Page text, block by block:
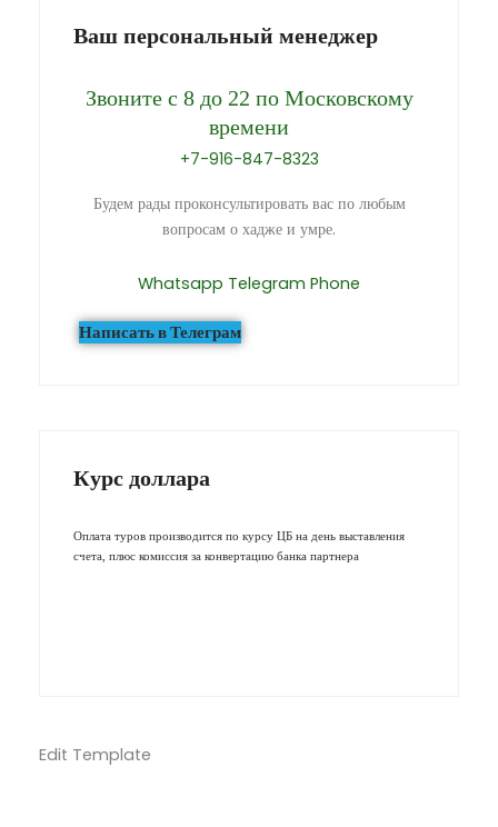
Ваш персональный менеджер
Звоните с 8 до 22 по Московскому
времени
+7-916-847-8323
Будем рады проконсультировать вас по любым
вопросам о хадже и умре.
Whatsapp Telegram Phone
Написать в Телеграм
Курс доллара
Оплата туров производится по курсу ЦБ на день выставления
счета, плюс комиссия за конвертацию банка партнера
Edit Template